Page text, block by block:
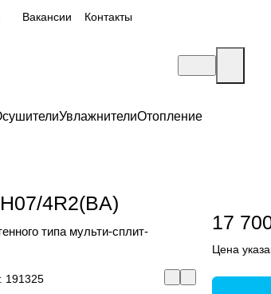
Вакансии Контакты
УвлажнителиОтопление
4R2(BA)
типа мульти-сплит-
191325
17
Цена